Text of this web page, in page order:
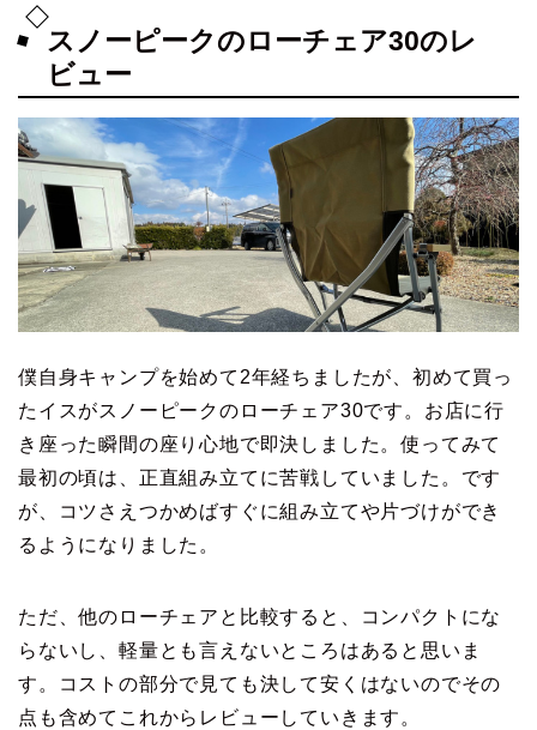
スノーピークのローチェア30のレ
ビュー
僕自身キャンプを始めて2年経ちましたが、初めて買っ
たイスがスノーピークのローチェア30です。お店に行
き座った瞬間の座り心地で即決しました。使ってみて
最初の頃は、正直組み立てに苦戦していました。です
が、コツさえつかめばすぐに組み立てや片づけができ
るようになりました。
ただ、他のローチェアと比較すると、コンパクトにな
らないし、軽量とも言えないところはあると思いま
す。コストの部分で見ても決して安くはないのでその
点も含めてこれからレビューしていきます。